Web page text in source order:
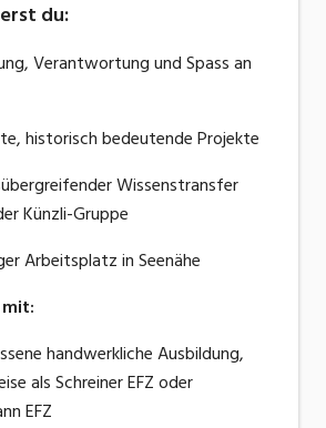
du:
Verantwortung und Spass an
historisch bedeutende Projekte
Wissenstransfer
Künzli-Gruppe
Arbeitsplatz in Seenähe
handwerkliche Ausbildung,
als Schreiner EFZ oder
EFZ